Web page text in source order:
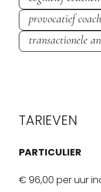
provocatief
transactionele
TARIEVEN
PARTICULIER
€ 96,00 per uur